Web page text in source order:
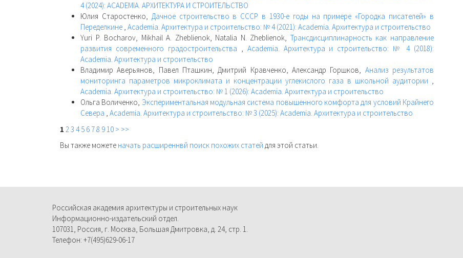
4 (2024): ACADEMIA. АРХИТЕКТУРА И СТРОИТЕЛЬСТВО
Юлия Старостенко, Дачное строительство в СССР в 1930-е годы на примере «Городка писателей» в
Переделкине , Academia. Архитектура и строительство: № 4 (2021): Academia. Архитектура и строительство
Yuri P. Bocharov, Mikhail A. Zheblienok, Natalia N. Zheblienok, Трансдисциплинарность как направление
развития современного градостроительства , Academia. Архитектура и строительство: № 4 (2018):
Academia. Архитектура и строительство
Владимир Аверьянов, Павел Пташкин, Дмитрий Кравченко, Александр Горшков, Анализ результатов
мониторинга параметров микроклимата и концентрации углекислого газа в школьной аудитории ,
Academia. Архитектура и строительство: № 1 (2026): Academia. Архитектура и строительство
Ольга Воличенко, Экспериментальная модульная система повышенного комфорта для условий Крайнего
Севера , Academia. Архитектура и строительство: № 3 (2025): Academia. Архитектура и строительство
1 2 3 4 5 6 78 9 10 > >>
Вы также можете начать расширеннвй поиск похожих статей для этой статьи.
Российская академия архитектуры и строительных наук
Информационно-издательский отдел.
107031, Россия, г. Москва, Большая Дмитровка, д. 24, стр. 1.
Телефон: +7(495)629-06-17